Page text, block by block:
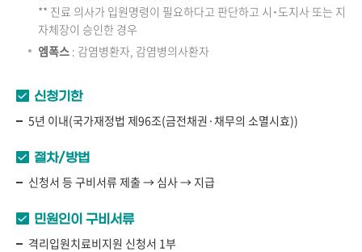
** 진료 의사가 입원명령이 필요하다고 판단하고 시･도지사 또는 지
자체장이 승인한 경우
엠폭스 : 감염병환자, 감염병의사환자
신청기한
5년 이내(국가재정법 제96조(금전채권·채무의 소멸시효))
절차/방법
신청서 등 구비서류 제출 → 심사 → 지급
민원인이 구비서류
격리입원치료비지원 신청서 1부